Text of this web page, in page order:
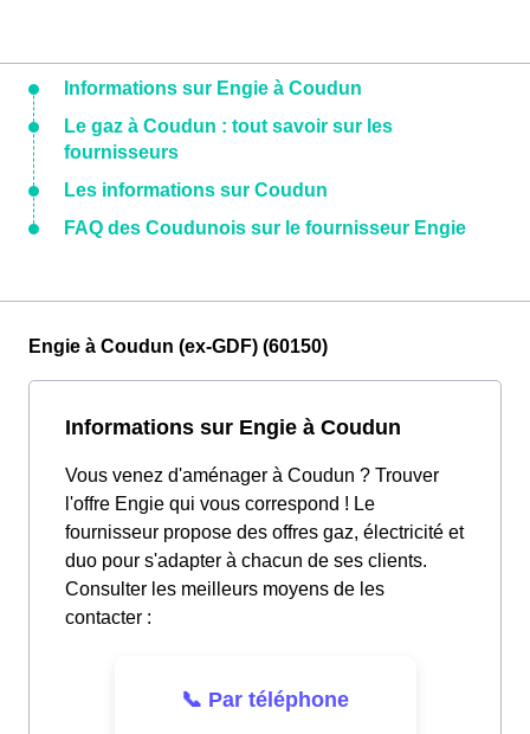
Informations sur Engie à Coudun
Le gaz à Coudun : tout savoir sur les
fournisseurs
Les informations sur Coudun
FAQ des Coudunois sur le fournisseur Engie
Engie à Coudun (ex-GDF) (60150)
Informations sur Engie à Coudun
Vous venez d'aménager à Coudun ? Trouver
l'offre Engie qui vous correspond ! Le
fournisseur propose des offres gaz, électricité et
duo pour s'adapter à chacun de ses clients.
Consulter les meilleurs moyens de les
contacter :
📞 Par téléphone